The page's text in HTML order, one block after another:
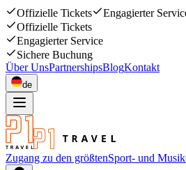
Offizielle Tickets Engagierter
Offizielle Tickets
Engagierter Service
Sichere Buchung
Über UnsPartnershipsBlogKontakt
de
Zugang zu den größtenSport- und